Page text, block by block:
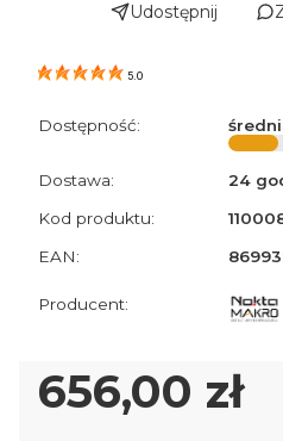
Udostępnij
5.0
Dostępność:
Dostawa:
24
Kod produktu:
EAN:
Cena
656,00 zł